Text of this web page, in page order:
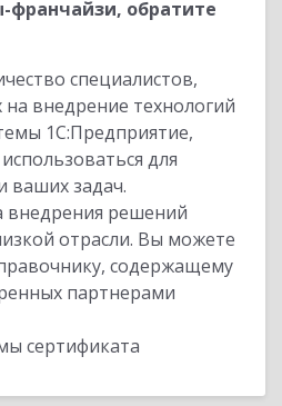
обратите
специалистов,
внедрение технологий
1С:Предприятие,
для
ваших задач.
внедрения решений
отрасли. Вы можете
содержащему
партнерами
сертификата